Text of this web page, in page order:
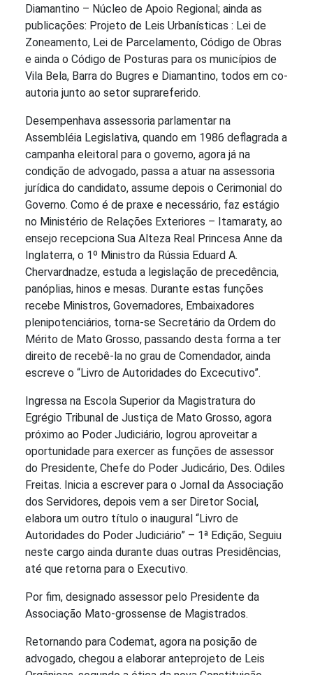
Diamantino – Núcleo de Apoio Regional; ainda as
publicações: Projeto de Leis Urbanísticas : Lei de
Zoneamento, Lei de Parcelamento, Código de Obras
e ainda o Código de Posturas para os municípios de
Vila Bela, Barra do Bugres e Diamantino, todos em co-
autoria junto ao setor suprareferido.
Desempenhava assessoria parlamentar na
Assembléia Legislativa, quando em 1986 deflagrada a
campanha eleitoral para o governo, agora já na
condição de advogado, passa a atuar na assessoria
jurídica do candidato, assume depois o Cerimonial do
Governo. Como é de praxe e necessário, faz estágio
no Ministério de Relações Exteriores – Itamaraty, ao
ensejo recepciona Sua Alteza Real Princesa Anne da
Inglaterra, o 1º Ministro da Rússia Eduard A.
Chervardnadze, estuda a legislação de precedência,
panóplias, hinos e mesas. Durante estas funções
recebe Ministros, Governadores, Embaixadores
plenipotenciários, torna-se Secretário da Ordem do
Mérito de Mato Grosso, passando desta forma a ter
direito de recebê-la no grau de Comendador, ainda
escreve o “Livro de Autoridades do Excecutivo”.
Ingressa na Escola Superior da Magistratura do
Egrégio Tribunal de Justiça de Mato Grosso, agora
próximo ao Poder Judiciário, logrou aproveitar a
oportunidade para exercer as funções de assessor
do Presidente, Chefe do Poder Judicário, Des. Odiles
Freitas. Inicia a escrever para o Jornal da Associação
dos Servidores, depois vem a ser Diretor Social,
elabora um outro título o inaugural “Livro de
Autoridades do Poder Judiciário” – 1ª Edição, Seguiu
neste cargo ainda durante duas outras Presidências,
até que retorna para o Executivo.
Por fim, designado assessor pelo Presidente da
Associação Mato-grossense de Magistrados.
Retornando para Codemat, agora na posição de
advogado, chegou a elaborar anteprojeto de Leis